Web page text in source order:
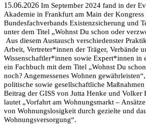
15.06.2026 Im September 2024 fand in der
Akademie in Frankfurt am Main der Kongress
Bundesfachverbands Existenzsicherung und
unter dem Titel „Wohnst Du schon oder
Aus diesem Austausch verschiedenster
Arbeit, Vertreter*innen der Träger, Verbände
Wissenschaftler*innen sowie Expert*innen in
ein Fachbuch mit dem Titel „Wohnst Du
noch? Angemessenes Wohnen
politische sowie gesellschaftliche
Beitrag der GISS von Jutta Henke und Volker
lautet „Vorfahrt am Wohnungsmarkt –
von Wohnungslosigkeit durch gezielte und
Wohnungsversorgung“.